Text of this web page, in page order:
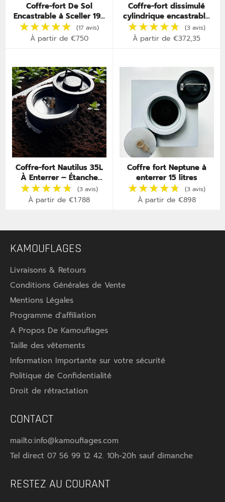
Coffre-fort De Sol
Encastrable à Sceller 19L
– Certifié A2P – Invisible
sous Parquet
★★★★★
★★★★★ (17 avis)
À partir de €750
Coffre-fort dissimulé
cylindrique encastrable
dans mur – Cache murale
secrète
★★★★★
★★★★★
À partir de €372,35
Coffre-fort Nautilus 35L
À Enterrer – Étanche
IP67 – Invisible &
Inviolable
★★★★★
★★★★★ (3 avis)
À partir de €1.788
Coffre fort Neptune à
enterrer 15 litres
À partir de €898
KAMOUFLAGES
Livraisons & Retours
Conditions Générales de Vente
Mentions Légales
Programme d'affiliation
A Propos De Kamouflages
Taille des vêtements
Information Importante sur votre sécurité
Politique de Confidentialité
Droit de rétractation
CONTACT
mailto:info@kamouflages.com
Tel direct 07 56 99 12 42. 10h-20h sauf dimanche
RESTEZ AU COURANT